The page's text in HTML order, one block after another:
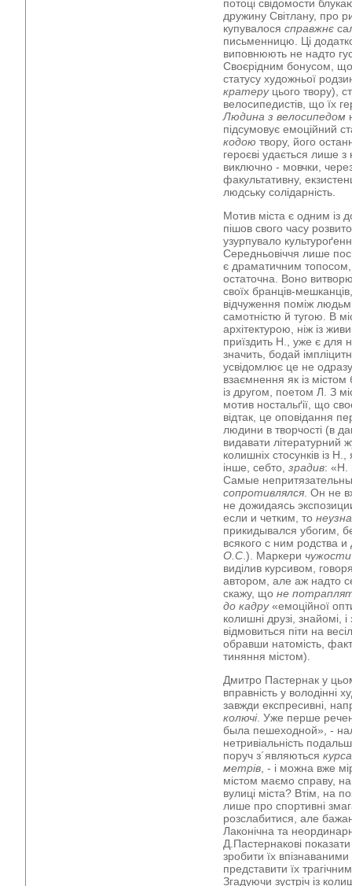
потоці свідомости
дружину Світлану, про
купувалося справжнє
письменницю. Ці
виповнюють не надто
Своєрідним бонусом,
статусу художньої
кратеруцього твору),
велосипедистів, що їх
Людина з велосипедом
підсумовує емоційний
кодою твору, його
героєві удається лише
виключно - мовчки,
факультативну,
людську солідарність.
Мотив міста є одним із
пішов свого часу
узурпувало
Середньовіччя лише
є драматичним топосом,
остаточна. Воно
своїх бранців-
відчуження поміж
самотністю й тугою. В
архітектурою, ніж із
приїздить Н., уже є для
значить, бодай
усвідомлює це не
взаємнення як із містом
із другом, поетом Л. З
мотив ностальґії, що
відтак, це оповідання
людини в творчості (в
видавати літературний
колишніх стосунків із
інше, себто, зрадив: «Н.
Самые
сопротивлялся . Он не
не дожидаясь
если и четким, то
прикидывался убогим,
всякого с ним родства
О.С .). Маркери чужости
виділив курсивом,
автором, але аж надто
скажу, що не
до кадру«емоційної
колишні друзі, знайомі,
відмовиться піти на
обравши натомість,
тиняння містом).
Дмитро Пастернак у
вправність у володінні
завжди експресивні,
колючі. Уже перше
была пешеходной», -
нетривіальність
поруч з´являються
метрів , - і можна вже
містом маємо справу,
вулиці міста? Втім, на
лише про спортивні
розслабитися, але
Лаконічна та
Д.Пастернакові показати
зробити їх
представити їх
Згадуючи зустріч із